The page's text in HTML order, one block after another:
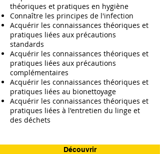
théoriques et pratiques en hygiène
Connaître les principes de l'infection
Acquérir les connaissances théoriques et
pratiques liées aux précautions
standards
Acquérir les connaissances théoriques et
pratiques liées aux précautions
complémentaires
Acquérir les connaissances théoriques et
pratiques liées au bionettoyage
Acquérir les connaissances théoriques et
pratiques liées à l'entretien du linge et
des déchets
Découvrir